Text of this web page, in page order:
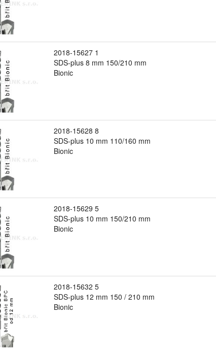
2018-15627 1
SDS-plus 8 mm 150/210 mm
Bionic
2018-15628 8
SDS-plus 10 mm 110/160 mm
Bionic
2018-15629 5
SDS-plus 10 mm 150/210 mm
Bionic
2018-15632 5
SDS-plus 12 mm 150 / 210 mm
Bionic